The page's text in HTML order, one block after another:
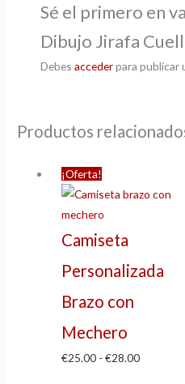
Sé el primero en
Dibujo Jirafa
Debesaccederpara publicar
Productos
¡Oferta!
Camiseta
Personalizada
Brazo con
Mechero
€25.00 - €28.00